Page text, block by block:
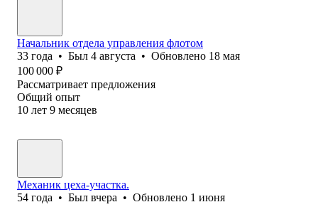
Начальник отдела управления флотом
33 года • Был 4 августа • Обновлено 18 мая
100 000 ₽
Рассматривает предложения
Общий опыт
10 лет 9 месяцев
Механик цеха-участка.
54 года • Был вчера • Обновлено 1 июня